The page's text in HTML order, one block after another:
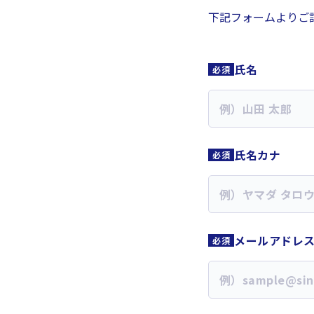
下記フォームよりご
氏名
氏名カナ
メールアドレス